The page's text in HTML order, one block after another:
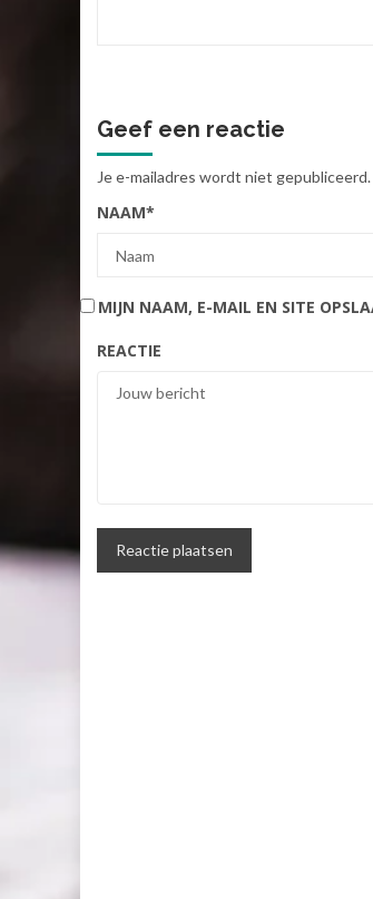
Geef een reactie
Je e-mailadres wordt niet gepubliceerd.
NAAM*
MIJN NAAM, E-MAIL EN SITE
REACTIE